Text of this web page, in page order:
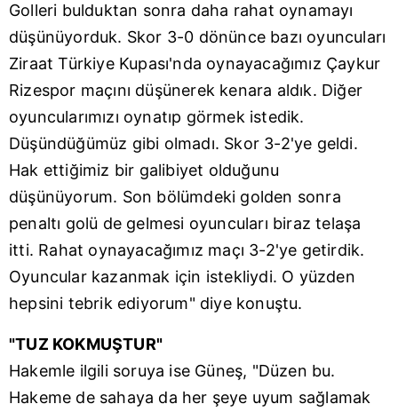
Golleri bulduktan sonra daha rahat oynamayı
düşünüyorduk. Skor 3-0 dönünce bazı oyuncuları
Ziraat Türkiye Kupası'nda oynayacağımız Çaykur
Rizespor maçını düşünerek kenara aldık. Diğer
oyuncularımızı oynatıp görmek istedik.
Düşündüğümüz gibi olmadı. Skor 3-2'ye geldi.
Hak ettiğimiz bir galibiyet olduğunu
düşünüyorum. Son bölümdeki golden sonra
penaltı golü de gelmesi oyuncuları biraz telaşa
itti. Rahat oynayacağımız maçı 3-2'ye getirdik.
Oyuncular kazanmak için istekliydi. O yüzden
hepsini tebrik ediyorum" diye konuştu.
"TUZ KOKMUŞTUR"
Hakemle ilgili soruya ise Güneş, "Düzen bu.
Hakeme de sahaya da her şeye uyum sağlamak